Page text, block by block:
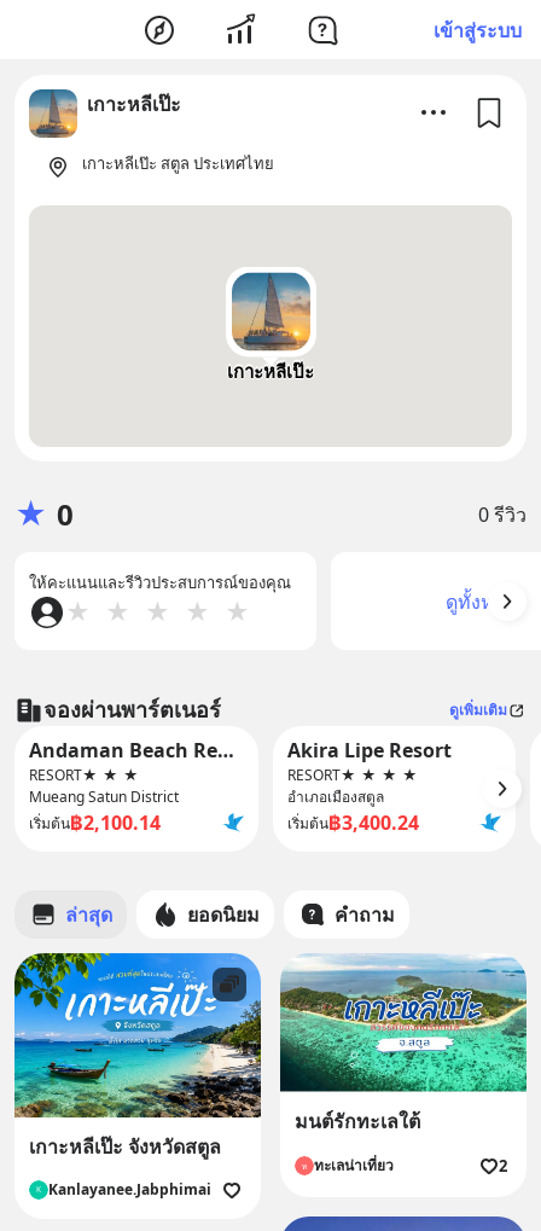
เข้าสู่ระบบ
เกาะหลีเป๊ะ
เกาะหลีเป๊ะ สตูล ประเทศไทย
เกาะหลีเป๊ะ
★ 0 0 รีวิว
ให้คะแนนและรีวิวประสบการณ์ของคุณ
★ ★ ★ ★ ★ ดูทั้งหมด
จองผ่านพาร์ตเนอร์ ดูเพิ่มเติม
Andaman Beach Resort by Zodiac
RESORT★ ★ ★
Mueang Satun District
เริ่มต้น฿2,100.14
Akira Lipe Resort
RESORT★ ★ ★ ★
อำเภอเมืองสตูล
เริ่มต้น฿3,400.24
ล่าสุด ยอดนิยม คำถาม
เกาะหลีเป๊ะ จังหวัดสตูล
K Kanlayanee.Jabphimai
มนต์รักทะเลใต้
ท ทะเลน่าเที่ยว 2